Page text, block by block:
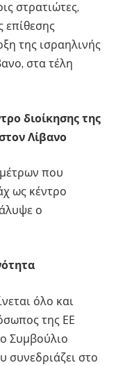
στρατιώτες,
επίθεσης
της ισραηλινής
στα τέλη
διοίκησης της
Λίβανο
που
ως κέντρο
ο
όλο και
της ΕΕ
Συμβούλιο
συνεδριάζει στο